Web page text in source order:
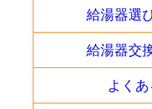
給湯器選
給湯器交
よく